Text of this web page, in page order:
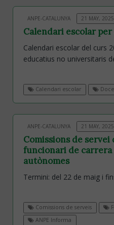
ANPE-CATALUNYA 21 MAY, 2025
Calendari escolar
Calendari escolar del curs
educatius no universitaris
Calendari escolar
ANPE-CATALUNYA 21 MAY, 2025
Comissions de servei
funcionari de
autònomes
Termini: del 22 de maig i
Comissions de serveis
ANPE Informa